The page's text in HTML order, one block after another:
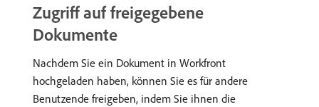
Zugriff auf freigegebene
Dokumente
Nachdem Sie ein Dokument in Workfront
hochgeladen haben, können Sie es für andere
Benutzende freigeben, indem Sie ihnen die